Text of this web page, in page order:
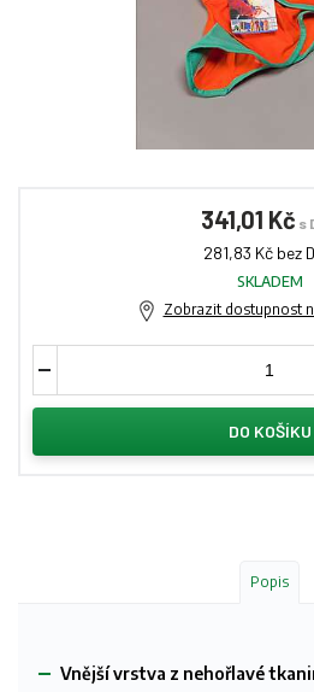
341,01 Kč s
281,83 Kč bez
SKLADEM
Zobrazit dostupnost
DO KOŠÍKU
Popis
Vnější vrstva z nehořlavé